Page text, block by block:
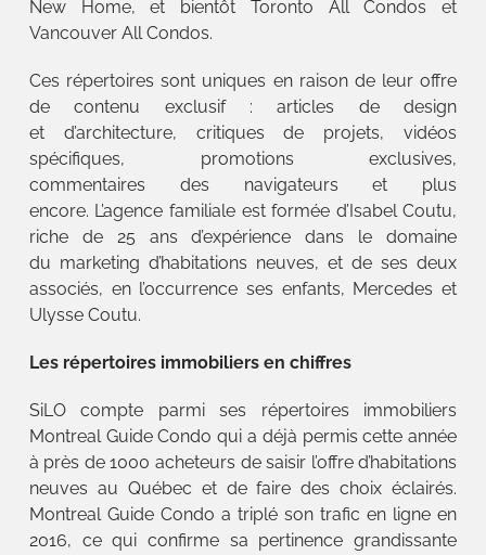
New Home, et bientôt Toronto All Condos et
Vancouver All Condos.
Ces répertoires sont uniques en raison de leur offre
de contenu exclusif : articles de design
et d’architecture, critiques de projets, vidéos
spécifiques, promotions exclusives,
commentaires des navigateurs et plus
encore. L’agence familiale est formée d’Isabel Coutu,
riche de 25 ans d’expérience dans le domaine
du marketing d’habitations neuves, et de ses deux
associés, en l’occurrence ses enfants, Mercedes et
Ulysse Coutu.
Les répertoires immobiliers en chiffres
SiLO compte parmi ses répertoires immobiliers
Montreal Guide Condo qui a déjà permis cette année
à près de 1000 acheteurs de saisir l’offre d’habitations
neuves au Québec et de faire des choix éclairés.
Montreal Guide Condo a triplé son trafic en ligne en
2016, ce qui confirme sa pertinence grandissante